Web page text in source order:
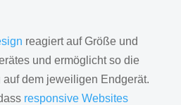
reagiert auf Größe und
und ermöglicht so die
dem jeweiligen Endgerät.
responsive Websites